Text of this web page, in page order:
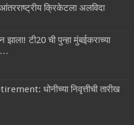
क्रिकेटला अलविदा
टी20 ची पुन्हा मुंबईकराच्या
धोनीच्या निवृत्तीची तारीख